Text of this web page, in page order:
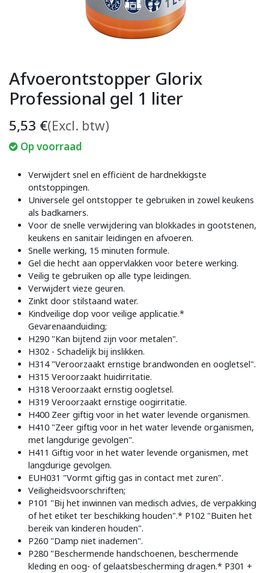
Afvoerontstopper Glorix
Professional gel 1 liter
5,53 €(Excl. btw)
Op voorraad
Verwijdert snel en efficiënt de hardnekkigste
ontstoppingen.
Universele gel ontstopper te gebruiken in zowel keukens
als badkamers.
Voor de snelle verwijdering van blokkades in gootstenen,
keukens en sanitair leidingen en afvoeren.
Snelle werking, 15 minuten formule.
Gel die hecht aan oppervlakken voor betere werking.
Veilig te gebruiken op alle type leidingen.
Verwijdert vieze geuren.
Zinkt door stilstaand water.
Kindveilige dop voor veilige applicatie.*
Gevarenaanduiding;
H290 "Kan bijtend zijn voor metalen".
H302 - Schadelijk bij inslikken.
H314 "Veroorzaakt ernstige brandwonden en oogletsel".
H315 Veroorzaakt huidirritatie.
H318 Veroorzaakt ernstig oogletsel.
H319 Veroorzaakt ernstige oogirritatie.
H400 Zeer giftig voor in het water levende organismen.
H410 "Zeer giftig voor in het water levende organismen,
met langdurige gevolgen".
H411 Giftig voor in het water levende organismen, met
langdurige gevolgen.
EUH031 "Vormt giftig gas in contact met zuren".
Veiligheidsvoorschriften;
P101 "Bij het inwinnen van medisch advies, de verpakking
of het etiket ter beschikking houden".* P102 "Buiten het
bereik van kinderen houden".
P260 "Damp niet inademen".
P280 "Beschermende handschoenen, beschermende
kleding en oog- of gelaatsbescherming dragen.* P301 +